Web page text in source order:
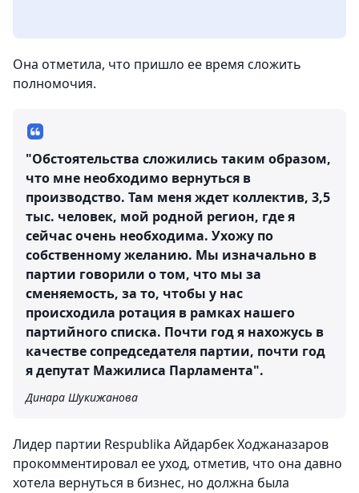
Она отметила, что пришло ее время сложить
полномочия.
"Обстоятельства сложились таким образом,
что мне необходимо вернуться в
производство. Там меня ждет коллектив, 3,5
тыс. человек, мой родной регион, где я
сейчас очень необходима. Ухожу по
собственному желанию. Мы изначально в
партии говорили о том, что мы за
сменяемость, за то, чтобы у нас
происходила ротация в рамках нашего
партийного списка. Почти год я нахожусь в
качестве сопредседателя партии, почти год
я депутат Мажилиса Парламента".
Динара Шукижанова
Лидер партии Respublika Айдарбек Ходжаназаров
прокомментировал ее уход, отметив, что она давно
хотела вернуться в бизнес, но должна была